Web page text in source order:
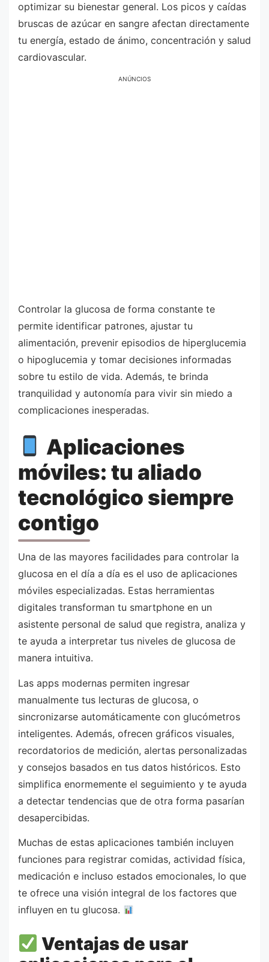
optimizar su bienestar general. Los picos y caídas
bruscas de azúcar en sangre afectan directamente
tu energía, estado de ánimo, concentración y salud
cardiovascular.
ANÚNCIOS
Controlar la glucosa de forma constante te
permite identificar patrones, ajustar tu
alimentación, prevenir episodios de hiperglucemia
o hipoglucemia y tomar decisiones informadas
sobre tu estilo de vida. Además, te brinda
tranquilidad y autonomía para vivir sin miedo a
complicaciones inesperadas.
Aplicaciones
móviles: tu aliado
tecnológico siempre
contigo
Una de las mayores facilidades para controlar la
glucosa en el día a día es el uso de aplicaciones
móviles especializadas. Estas herramientas
digitales transforman tu smartphone en un
asistente personal de salud que registra, analiza y
te ayuda a interpretar tus niveles de glucosa de
manera intuitiva.
Las apps modernas permiten ingresar
manualmente tus lecturas de glucosa, o
sincronizarse automáticamente con glucómetros
inteligentes. Además, ofrecen gráficos visuales,
recordatorios de medición, alertas personalizadas
y consejos basados en tus datos históricos. Esto
simplifica enormemente el seguimiento y te ayuda
a detectar tendencias que de otra forma pasarían
desapercibidas.
Muchas de estas aplicaciones también incluyen
funciones para registrar comidas, actividad física,
medicación e incluso estados emocionales, lo que
te ofrece una visión integral de los factores que
influyen en tu glucosa.
Ventajas de usar